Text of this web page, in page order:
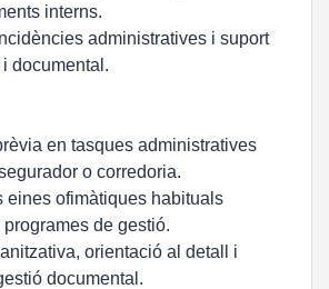
interns.
administratives i suport
documental.
en tasques administratives
o corredoria.
eines ofimàtiques habituals
de gestió.
orientació al detall i
documental.